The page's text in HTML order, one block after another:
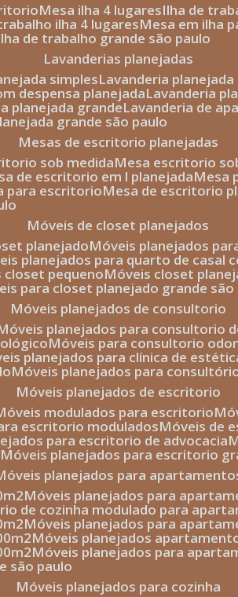
mesa ilha 4 lugares ilha de
ilha 4 lugares mesa em ilha
ilha de trabalho grande são paulo
lavanderias planejadas
simples lavanderia
despensa planejada lavanderia
planejada grande lavanderia de
grande são paulo
mesas de escritorio planejadas
sob medida mesa escritorio
de escritorio em l planejada
para escritorio mesa de escritorio
móveis de closet planejados
planejado móveis planejados
planejados para quarto de casal
closet pequeno móveis closet
para closet planejado grande
móveis planejados de consultorio
móveis planejados para consultorio
móveis para consultorio
planejados para clínica de
móveis planejados para
móveis planejados de escritorio
móveis modulados para escritorio
escritorio modulados móveis
para escritorio de advocacia
móveis planejados para escritorio
móveis planejados para
móveis planejados para
de cozinha modulado para
móveis planejados para
móveis planejados
móveis planejados para
são paulo
móveis planejados para cozinha